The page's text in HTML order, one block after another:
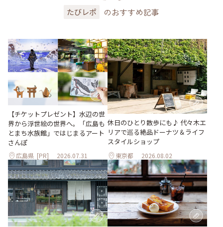
たびレポ のおすすめ記事
【チケットプレゼント】水辺の世
界から浮世絵の世界へ。「広島も
とまち水族館」ではじまるアート
さんぽ
広島県 [PR] 2026.07.31
休日のひとり散歩にも♪ 代々木エ
リアで巡る絶品ドーナツ＆ライフ
スタイルショップ
東京都 2026.08.02